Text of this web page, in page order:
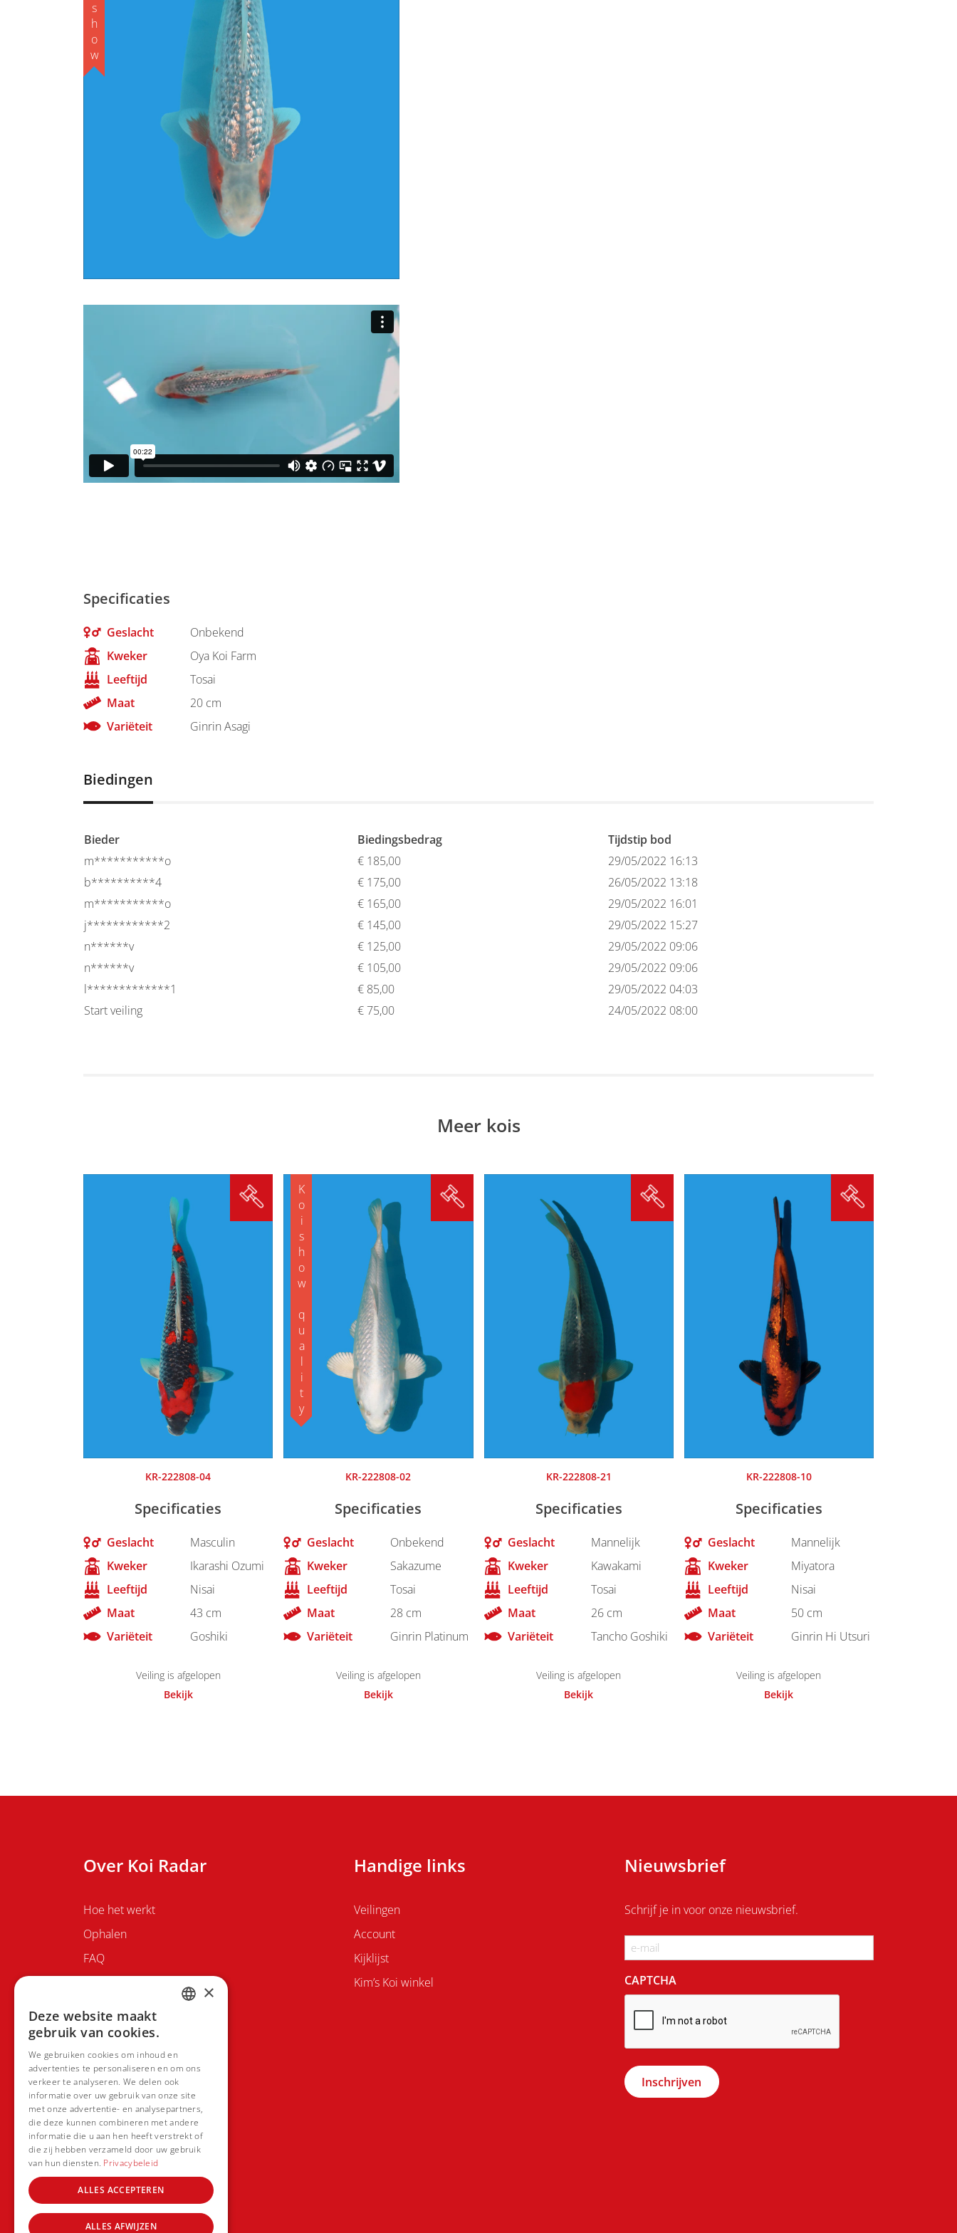
Specificaties
Geslacht
Onbekend
Kweker
Oya Koi Farm
Leeftijd
Tosai
Maat
20 cm
Variëteit
Ginrin Asagi
Biedingen
Bieder Biedingsbedrag
Tijdstip bod
m***********o
€ 185,00
29/05/2022 16:13
b**********4
€ 175,00
26/05/2022 13:18
m***********o
€ 165,00
29/05/2022 16:01
j************2
€ 145,00
29/05/2022 15:27
n******v
€ 125,00
29/05/2022 09:06
n******v
€ 105,00
29/05/2022 09:06
l*************1
€ 85,00
29/05/2022 04:03
Start veiling
€ 75,00 24/05/2022 08:00
Meer kois
KR-222808-04
Specificaties
Geslacht
Masculin
Kweker
Ikarashi Ozumi
Leeftijd
Nisai
Maat
43 cm
Variëteit
Goshiki
Veiling is afgelopen
Bekijk
Koishow quality
KR-222808-02
Specificaties
Geslacht
Onbekend
Kweker
Sakazume
Leeftijd
Tosai
Maat
28 cm
Variëteit
Ginrin Platinum
Veiling is afgelopen
Bekijk
KR-222808-21
Specificaties
Geslacht
Mannelijk
Kweker
Kawakami
Leeftijd
Tosai
Maat
26 cm
Variëteit
Tancho Goshiki
Veiling is afgelopen
Bekijk
KR-222808-10
Specificaties
Geslacht
Mannelijk
Kweker
Miyatora
Leeftijd
Nisai
Maat
50 cm
Variëteit
Ginrin Hi Utsuri
Veiling is afgelopen
Bekijk
Over Koi Radar
Hoe het werkt
Ophalen
FAQ
Handige links
Veilingen
Account
Kijklijst
Kim’s Koi winkel
Nieuwsbrief
Schrijf je in voor onze nieuwsbrief.
Email
CAPTCHA
×
Deze website maakt
gebruik van cookies.
We gebruiken cookies om inhoud en
advertenties te personaliseren en om ons
verkeer te analyseren. We delen ook
informatie over uw gebruik van onze site
met onze advertentie- en analysepartners,
die deze kunnen combineren met andere
informatie die u aan hen heeft verstrekt of
die zij hebben verzameld door uw gebruik
van hun diensten. Privacybeleid
ALLES ACCEPTEREN
ALLES AFWIJZEN